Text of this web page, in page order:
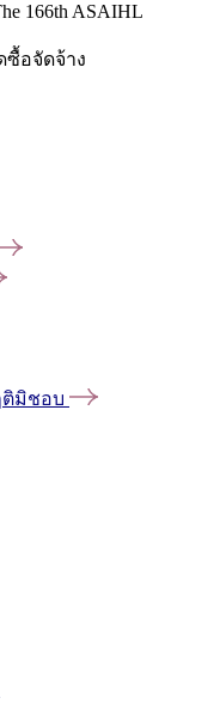
166th ASAIHL
ซื้อจัดจ้าง
ติมิชอบ